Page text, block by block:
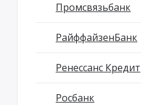
Промсвязьбанк
РайффайзенБанк
Ренессанс Кредит
Росбанк